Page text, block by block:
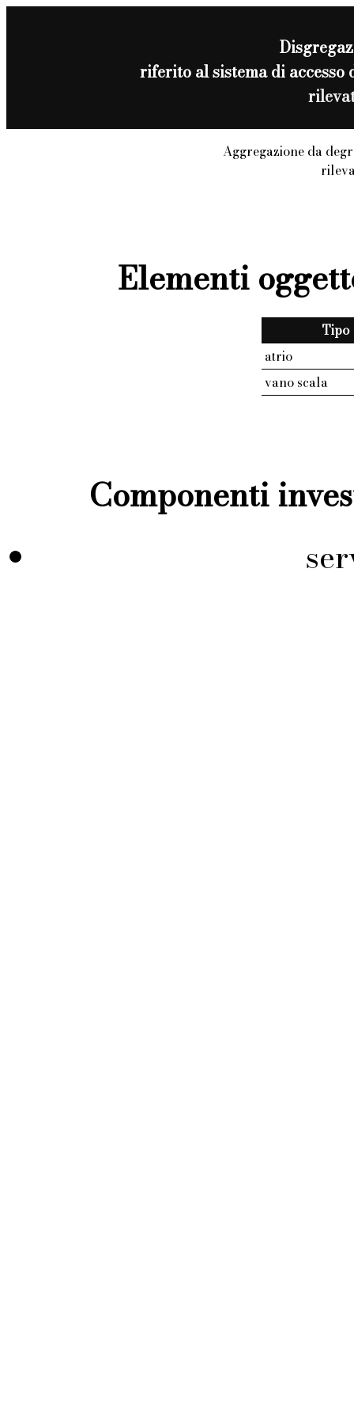
riferito al sistema di accesso
Aggregazione da
Elementi
Tipo
atrio
vano scala
Componenti